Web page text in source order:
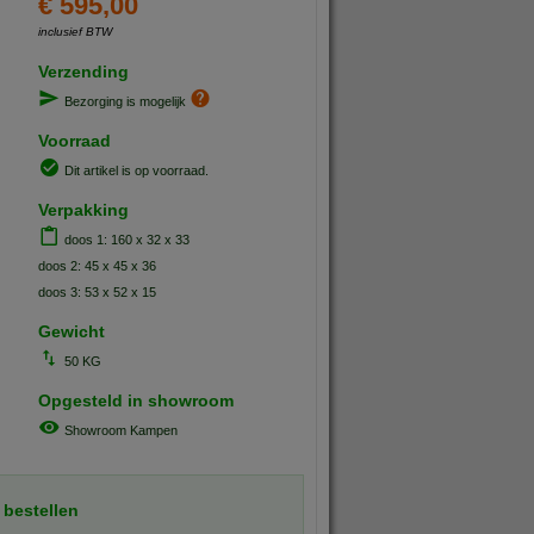
inclusief BTW
Verzending
Bezorging is mogelijk
Voorraad
Dit artikel is op voorraad.
Verpakking
doos 1: 160 x 32 x 33
doos 2: 45 x 45 x 36
doos 3: 53 x 52 x 15
Gewicht
50 KG
Opgesteld in showroom
Showroom Kampen
bestellen